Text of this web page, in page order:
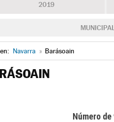
2019
Navarra » Barásoain
Número